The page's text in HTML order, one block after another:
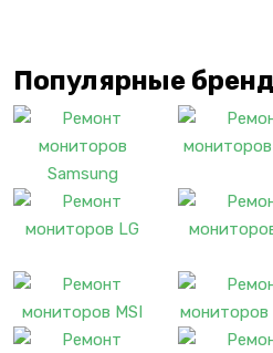
Популярные